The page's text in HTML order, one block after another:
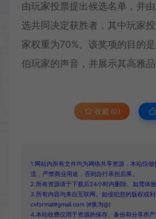
由玩家投票提出候选名单，并
选共同决定获胜者，其中玩家
家权重为70%。该奖项的目的
伯玩家的声音，并展示其高雅品
收藏 (0)
1.网站内所有文件均为网络共享资源，本站仅
流，严禁商业用途，否则自行承担后果。
2.所有资源请于下载后24小时内删除。如需体
3.所有内容均来自互联网。如侵犯您的版权或利
cvformat#gmail.com (#换为@)
4.本站收费仅用于资源的保存、备份和分享所